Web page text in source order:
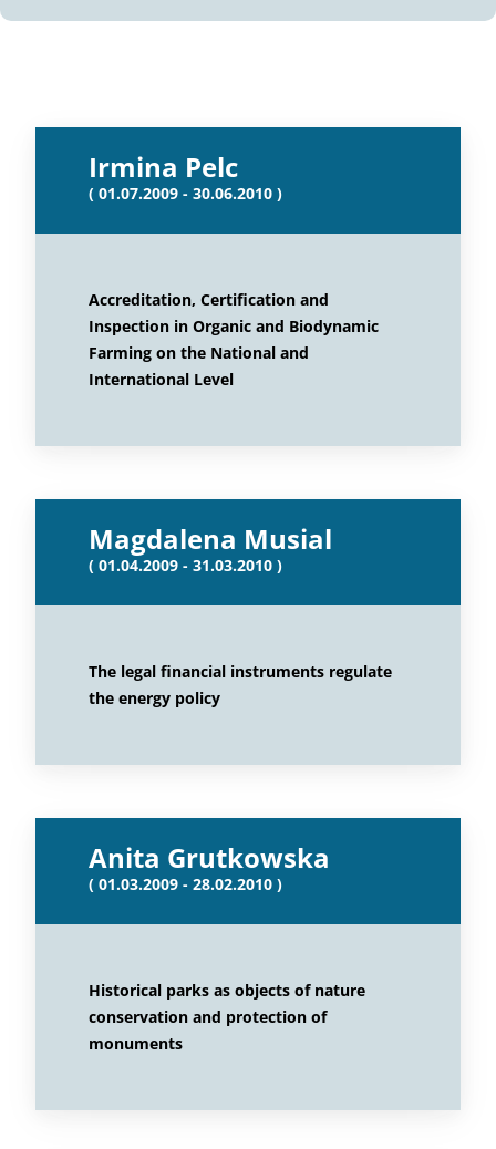
Irmina Pelc
( 01.07.2009 - 30.06.2010 )
Accreditation, Certification and
Inspection in Organic and Biodynamic
Farming on the National and
International Level
Magdalena Musial
( 01.04.2009 - 31.03.2010 )
The legal financial instruments regulate
the energy policy
Anita Grutkowska
( 01.03.2009 - 28.02.2010 )
Historical parks as objects of nature
conservation and protection of
monuments